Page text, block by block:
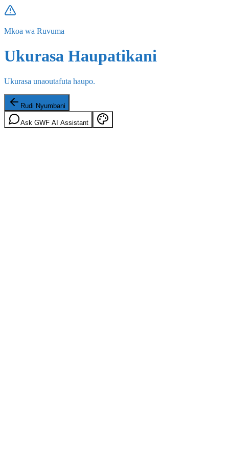
Mkoa wa Ruvuma
Ukurasa Haupatikani
Ukurasa unaoutafuta haupo.
Rudi Nyumbani
Ask GWF AI Assistant